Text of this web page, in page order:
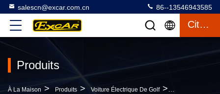
salescn@excar.com.cn 86--13546943585
Citation
Produits
À La Maison > Produits > Voiture Électrique De Golf >